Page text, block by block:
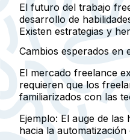
El futuro del trabajo
desarrollo de
Existen estrategias y
Cambios esperados en
El mercado freelance
requieren que los
familiarizados con las
Ejemplo: El auge de las
hacia la